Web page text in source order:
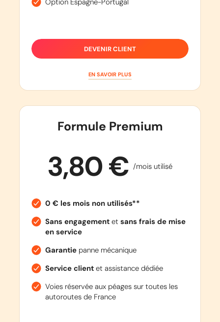
Option Espagne-Portugal
DEVENIR CLIENT
EN SAVOIR PLUS
Formule Premium
3,80 € /mois utilisé
0 € les mois non utilisés**
Sans engagementet sans frais de mise
en service
Garantiepanne mécanique
Service clientet assistance dédiée
Voies réservée aux péages sur toutes les
autoroutes de France